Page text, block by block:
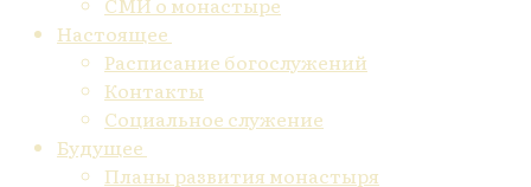
Настоящее
Расписание богослужений
Контакты
Социальное служение
Будущее
Планы развития монастыря